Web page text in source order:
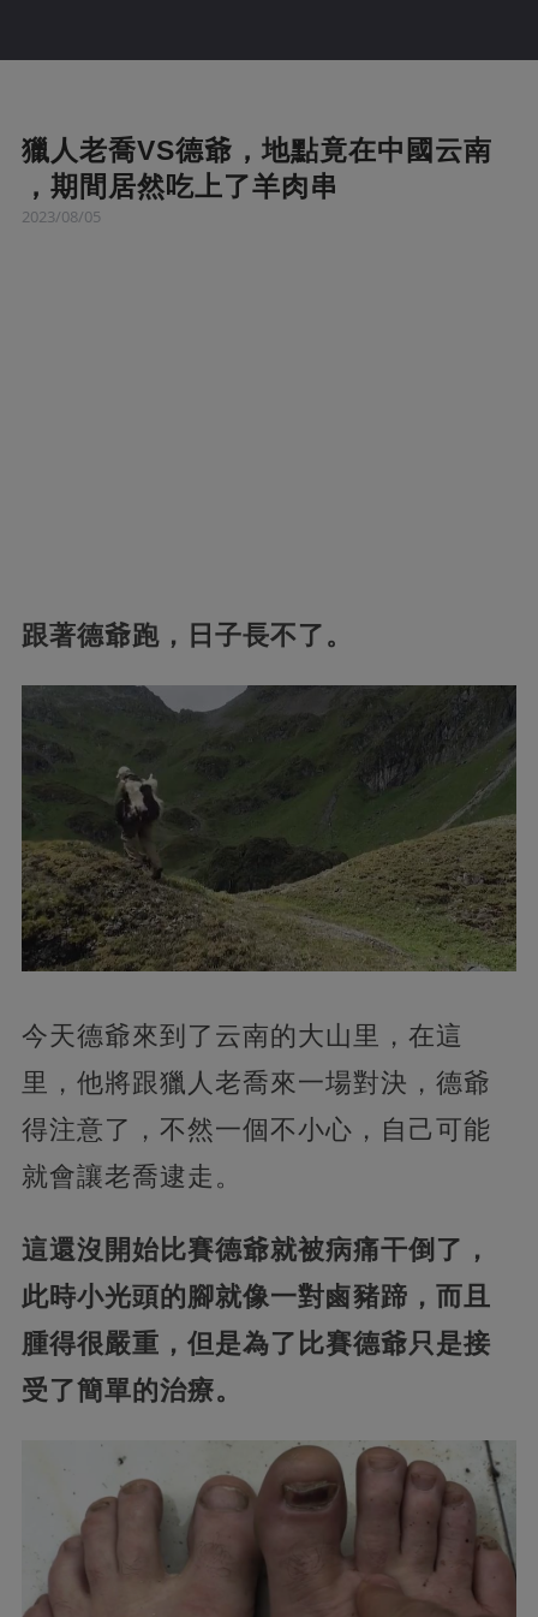
獵人老喬VS德爺，地點竟在中國云南
，期間居然吃上了羊肉串
2023/08/05
跟著德爺跑，日子長不了。
今天德爺來到了云南的大山里，在這
里，他將跟獵人老喬來一場對決，德爺
得注意了，不然一個不小心，自己可能
就會讓老喬逮走。
這還沒開始比賽德爺就被病痛干倒了，
此時小光頭的腳就像一對鹵豬蹄，而且
腫得很嚴重，但是為了比賽德爺只是接
受了簡單的治療。